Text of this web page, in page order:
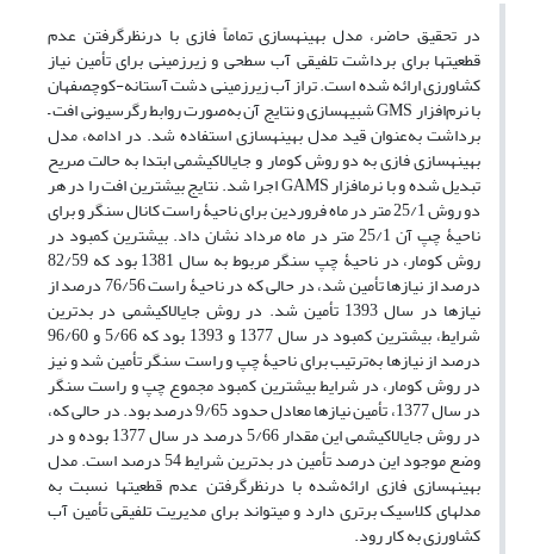
در تحقیق حاضر، مدل بهینه‏سازی تماماً فازی با درنظرگرفتن عدم
قطعیت‏ها برای برداشت تلفیقی آب سطحی و زیرزمینی برای تأمین نیاز
کشاورزی ارائه شده است. تراز آب زیرزمینی دشت آستانه-کوچصفهان
با نرم‌افزار GMS شبیه‏سازی و نتایج آن به‌صورت روابط رگرسیونی افت –
برداشت به‌عنوان قید مدل بهینه‏سازی استفاده شد. در ادامه، مدل
بهینه‏سازی فازی به دو روش کومار و جایالاکیشمی ابتدا به حالت صریح
تبدیل شده و با نرم‏افزار GAMS اجرا شد. نتایج بیشترین افت را در هر
دو روش 25/1 متر در ماه فروردین برای ناحیۀ راست کانال سنگر و برای
ناحیۀ چپ آن 25/1 متر در ماه مرداد نشان داد. بیشترین کمبود در
روش کومار، در ناحیۀ چپ سنگر مربوط به سال 1381 بود که 82/59
درصد از نیازها تأمین شد، در حالی که در ناحیۀ راست 76/56 درصد از
نیازها در سال 1393 تأمین شد. در روش جایالاکیشمی در بدترین
شرایط، بیشترین کمبود در سال 1377 و 1393 بود که 5/66 و 96/60
درصد از نیازها به‌ترتیب برای ناحیۀ چپ و راست سنگر تأمین شد و نیز
در روش کومار، در شرایط بیشترین کمبود مجموع چپ و راست سنگر
در سال 1377، تأمین نیازها معادل حدود 9/65 درصد بود. در حالی که،
در روش جایالاکیشمی این مقدار 5/66 درصد در سال 1377 بوده و در
وضع موجود این درصد تأمین در بدترین شرایط 54 درصد است. مدل
بهینه‏سازی فازی ارائه‌شده با درنظرگرفتن عدم قطعیت‏ها نسبت به
مدل‏های کلاسیک برتری دارد و می‏تواند برای مدیریت تلفیقی تأمین آب
کشاورزی به کار رود.